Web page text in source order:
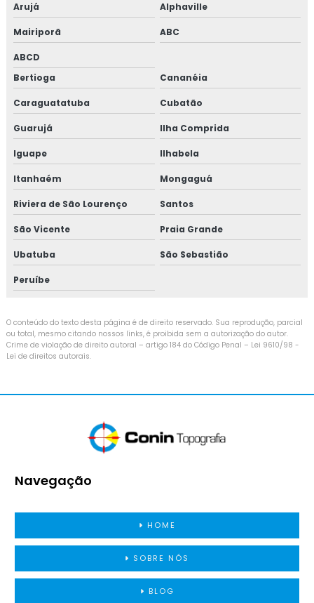
Arujá Alphaville
Mairiporã ABC
ABCD
Bertioga
Cananéia
Caraguatatuba Cubatão
Guarujá Ilha Comprida
Iguape Ilhabela
Itanhaém Mongaguá
Riviera de São Lourenço Santos
São Vicente Praia Grande
Ubatuba São Sebastião
Peruíbe
O conteúdo do texto desta página é de direito reservado. Sua reprodução, parcial
ou total, mesmo citando nossos links, é proibida sem a autorização do autor.
Crime de violação de direito autoral – artigo 184 do Código Penal – Lei 9610/98 -
Lei de direitos autorais.
Navegação
HOME
SOBRE NÓS
BLOG